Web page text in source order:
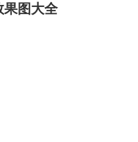
果图大全